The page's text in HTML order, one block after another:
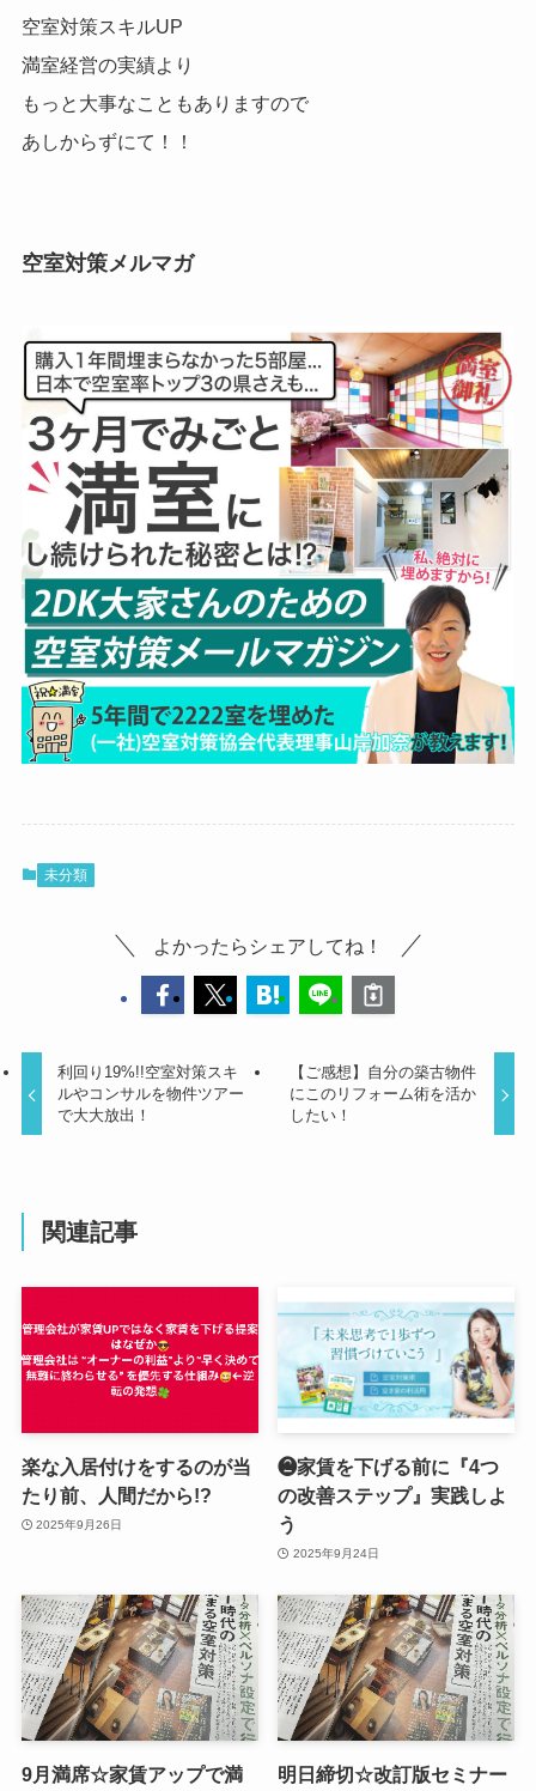
空室対策スキルUP
満室経営の実績より
もっと大事なこともありますので
あしからずにて！！
空室対策メルマガ
未分類
よかったらシェアしてね！
利回り19%!!空室対策スキ
ルやコンサルを物件ツアー
で大大放出！
【ご感想】自分の築古物件
にこのリフォーム術を活か
したい！
関連記事
楽な入居付けをするのが当
たり前、人間だから!?
2025年9月26日
❷家賃を下げる前に『4つ
の改善ステップ』実践しよ
う
2025年9月24日
9月満席☆家賃アップで満 明日締切☆改訂版セミナー